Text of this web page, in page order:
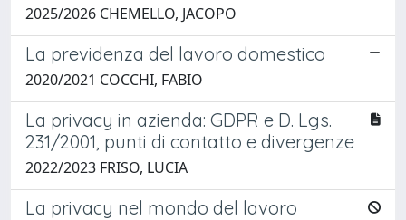
2025/2026 CHEMELLO, JACOPO
La previdenza del lavoro domestico
2020/2021 COCCHI, FABIO
La privacy in azienda: GDPR e D. Lgs.
231/2001, punti di contatto e divergenze
2022/2023 FRISO, LUCIA
La privacy nel mondo del lavoro